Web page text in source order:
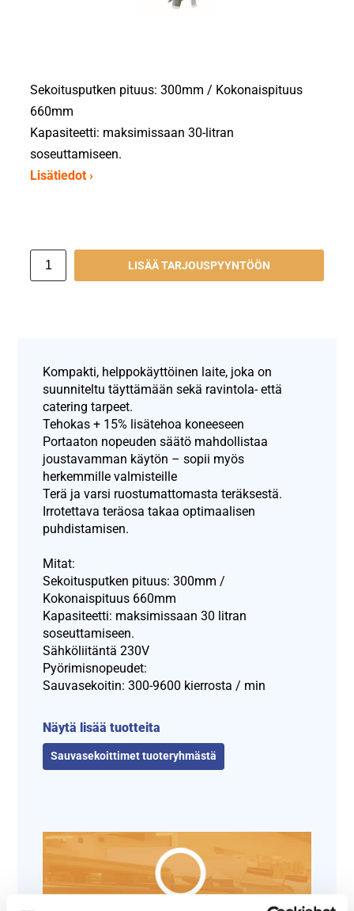
Sekoitusputken pituus: 300mm / Kokonaispituus
660mm
Kapasiteetti: maksimissaan 30-litran
soseuttamiseen.
Lisätiedot ›
LISÄÄ TARJOUSPYYNTÖÖN
Kompakti, helppokäyttöinen laite, joka on
suunniteltu täyttämään sekä ravintola- että
catering tarpeet.
Tehokas + 15% lisätehoa koneeseen
Portaaton nopeuden säätö mahdollistaa
joustavamman käytön – sopii myös
herkemmille valmisteille
Terä ja varsi ruostumattomasta teräksestä.
Irrotettava teräosa takaa optimaalisen
puhdistamisen.
Mitat:
Sekoitusputken pituus: 300mm /
Kokonaispituus 660mm
Kapasiteetti: maksimissaan 30 litran
soseuttamiseen.
Sähköliitäntä 230V
Pyörimisnopeudet:
Sauvasekoitin: 300-9600 kierrosta / min
Näytä lisää tuotteita
Sauvasekoittimet tuoteryhmästä